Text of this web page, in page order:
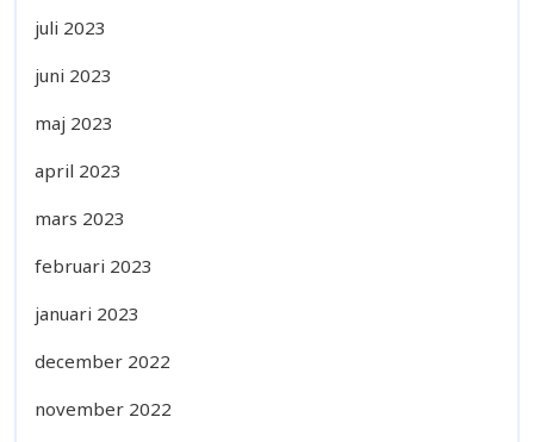
juli 2023
juni 2023
maj 2023
april 2023
mars 2023
februari 2023
januari 2023
december 2022
november 2022